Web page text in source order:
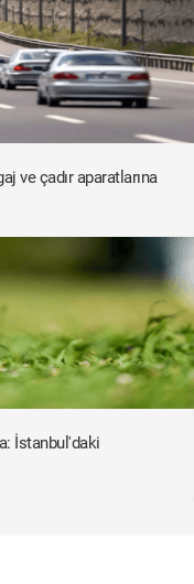
ve çadır aparatlarına
İstanbul'daki